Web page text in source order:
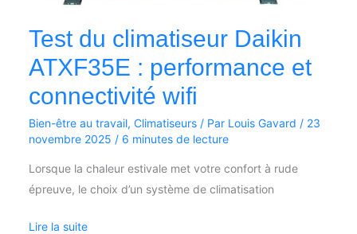
Test du climatiseur Daikin
ATXF35E : performance et
connectivité wifi
Bien-être au travail, Climatiseurs/ Par Louis Gavard / 23
novembre 2025 / 6 minutes de lecture
Lorsque la chaleur estivale met votre confort à rude
épreuve, le choix d’un système de climatisation
Lire la suite